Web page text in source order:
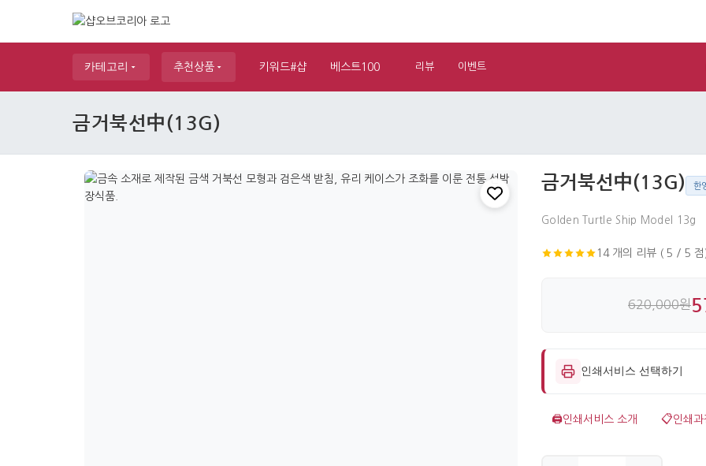
카테고리 추천상품 키워드#샵 베스트100 리뷰 이벤트
금거북선中(13G)
금거북선中(13G) 한
Golden Turtle Ship Model 13g
14 개의 리뷰 ( 5 / 5 점
620,000원
인쇄서비스 선택하기
🖨️인쇄서비스 소개 📋인쇄과